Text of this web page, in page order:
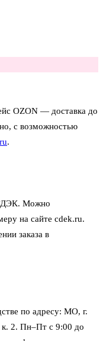
OZON — доставка до
с возможностью
.
Можно
на сайте cdek.ru.
заказа в
по адресу: МО, г.
2. Пн–Пт с 9:00 до